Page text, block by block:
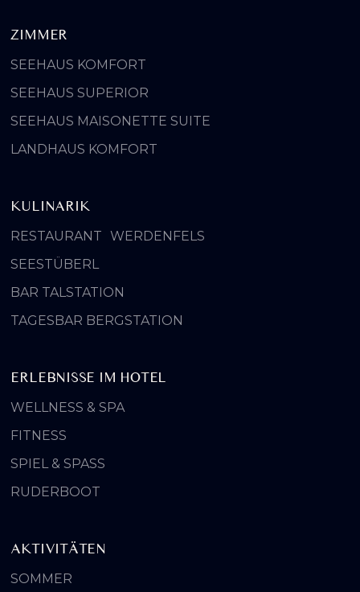
ZIMMER
SEEHAUS KOMFORT
SEEHAUS SUPERIOR
SEEHAUS MAISONETTE SUITE
LANDHAUS KOMFORT
KULINARIK
RESTAURANT WERDENFELS
SEESTÜBERL
BAR TALSTATION
TAGESBAR BERGSTATION
ERLEBNISSE IM HOTEL
WELLNESS & SPA
FITNESS
SPIEL & SPASS
RUDERBOOT
AKTIVITÄTEN
SOMMER